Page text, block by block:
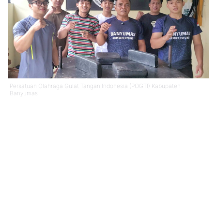
Persatuan Olahraga Gulat Tangan Indonesia (POGTI) Kabupaten
Banyumas